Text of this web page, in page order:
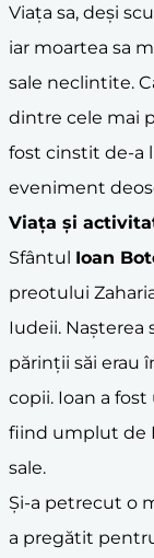
Viața sa, deși
iar moartea sa
sale neclintite.
dintre cele mai
fost cinstit de-a
eveniment
Viața și
Sfântul Ioan
preotului
Iudeii. Nașterea
părinții săi erau
copii. Ioan a
fiind umplut de
sale.
Și-a petrecut o
a pregătit